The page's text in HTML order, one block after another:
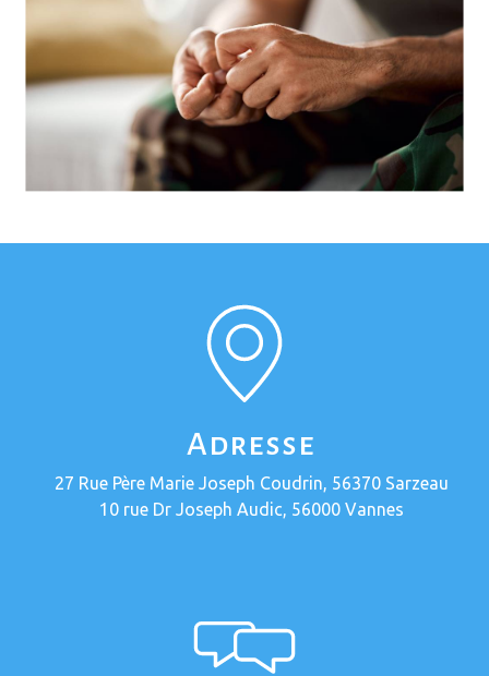
Adresse
27 Rue Père Marie Joseph Coudrin, 56370 Sarzeau
10 rue Dr Joseph Audic, 56000 Vannes